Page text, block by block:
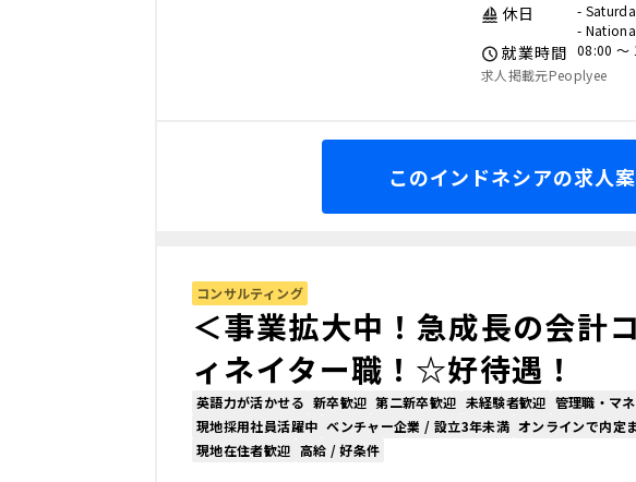
休日
-
-
就業時間 08:00 〜
求人掲載元Peoplyee
このインドネシアの求人
コンサルティング
＜事業拡大中！急成長の会計
ィネイター職！☆好待遇！
英語力が活かせる 新卒歓迎 第二新卒歓迎 未経験者歓迎 管理職・マ
現地採用社員活躍中 ベンチャー企業 / 設立3年未満 オンラインで内定
現地在住者歓迎 高給 / 好条件